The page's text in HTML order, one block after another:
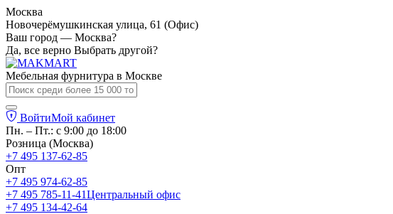
Москва
Новочерёмушкинская улица, 61 (Офис)
Ваш город — Москва?
Да, все верно Выбрать другой?
Мебельная фурнитура в Москве
ВойтиМой кабинет
Пн. – Пт.: с 9:00 до 18:00
Розница (Москва)
+7 495 137-62-85
Опт
+7 495 974-62-85
+7 495 785-11-41Центральный офис
+7 495 134-42-64